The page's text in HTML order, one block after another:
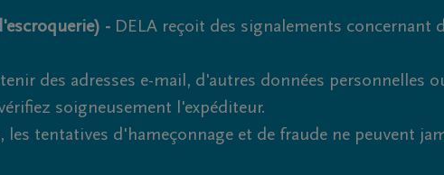
- DELA reçoit des signalements concernant
des adresses e-mail, d'autres données personnelles
soigneusement l'expéditeur.
tentatives d'hameçonnage et de fraude ne peuvent